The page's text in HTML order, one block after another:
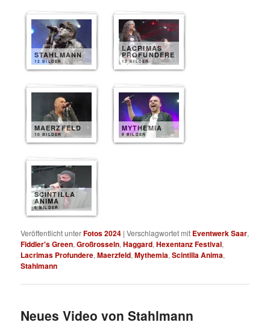
STAHLMANN
12 BILDER
LACRIMAS
PROFUNDERE
12 BILDER
MAERZFELD
10 BILDER
MYTHEMIA
8 BILDER
SCINTILLA
ANIMA
6 BILDER
Veröffentlicht unterFotos 2024 |Verschlagwortet mit Eventwerk Saar,
Fiddler's Green,Großrosseln,Haggard,Hexentanz Festival,
Lacrimas Profundere,Maerzfeld,Mythemia,Scintilla Anima,
Stahlmann
Neues Video von Stahlmann